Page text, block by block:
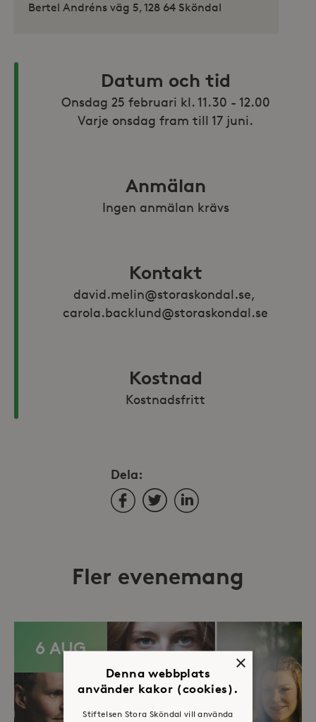
Bertel Andréns väg 5, 128 64 Sköndal
Datum och tid
Onsdag 25 februari kl. 11.30 - 12.00
Varje onsdag fram till 17 juni.
Anmälan
Ingen anmälan krävs
Kontakt
david.melin@storaskondal.se,
carola.backlund@storaskondal.se
Kostnad
Kostnadsfritt
Dela:
FacebookTwitterLinkedIn
Fler evenemang
6 AUG
×
Denna webbplats
använder kakor (cookies).
Stiftelsen Stora Sköndal vill använda